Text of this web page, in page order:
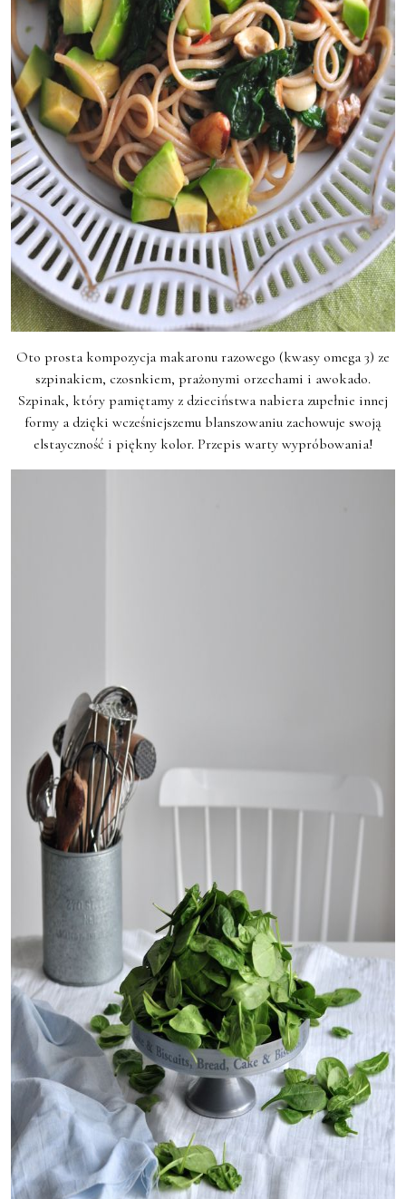
Oto prosta kompozycja makaronu razowego (kwasy omega 3) ze
szpinakiem, czosnkiem, prażonymi orzechami i awokado.
Szpinak, który pamiętamy z dzieciństwa nabiera zupełnie innej
formy a dzięki wcześniejszemu blanszowaniu zachowuje swoją
elstayczność i piękny kolor. Przepis warty wypróbowania!